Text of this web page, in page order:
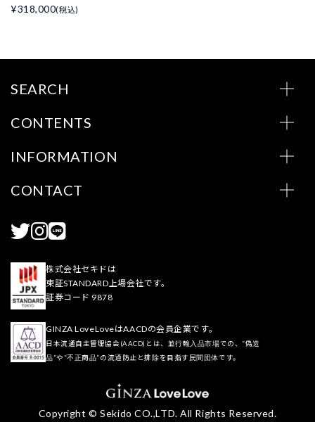
¥318,000(税込)
SEARCH
CONTENTS
INFORMATION
CONTACT
株式会社セキドは
東証STANDARD上場会社です。
証券コード 9878
GINZA LoveLoveはAACDの会員企業です。
日本流通自主管理協会(AACD)とは、並行輸入品市場での、“偽造
品”や“不正商品”の流通防止と排除を目指す民間団体です。
Copyright © Sekido CO.,LTD. All Rights Reserved.